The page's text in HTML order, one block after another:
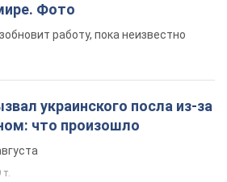
Фото
работу, пока неизвестно
украинского посла из-за
что произошло
т.